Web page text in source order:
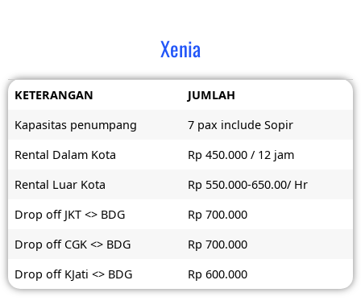
Xenia
KETERANGAN
JUMLAH
Kapasitas penumpang
7 pax include Sopir
Rental Dalam Kota
Rp 450.000 / 12 jam
Rental Luar Kota
Rp 550.000-650.00/ Hr
Drop off JKT <> BDG
Rp 700.000
Drop off CGK <> BDG
Rp 700.000
Drop off KJati <> BDG
Rp 600.000